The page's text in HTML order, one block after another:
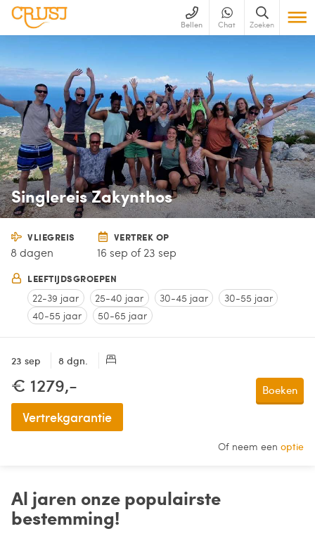
Bellen Chat Zoeken
Singlereis Zakynthos
VLIEGREIS
8 dagen
VERTREK OP
16 sep of 23 sep
LEEFTIJDSGROEPEN
22-39 jaar 25-40 jaar 30-45 jaar
30-55 jaar
40-55 jaar
50-65 jaar
23 sep 8 dgn.
€ 1279,-
Vertrekgarantie
Boeken
Of neem een optie
Al jaren onze populairste
bestemming!